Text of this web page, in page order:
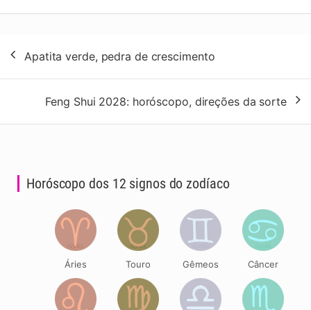
de
artigos
Apatita verde, pedra de crescimento
Feng Shui 2028: horóscopo, direções da sorte
Horóscopo dos 12 signos do zodíaco
Áries Touro Gêmeos Câncer